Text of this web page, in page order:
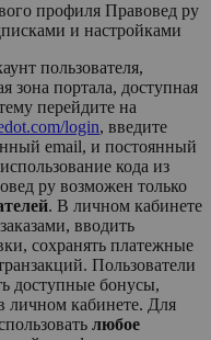
профиля Правовед ру
и настройками
пользователя,
портала, доступная
перейдите на
login, введите
email, и постоянный
кода из
ру возможен только
. В личном кабинете
вводить
сохранять платежные
Пользователи
доступные бонусы,
личном кабинете. Для
любое